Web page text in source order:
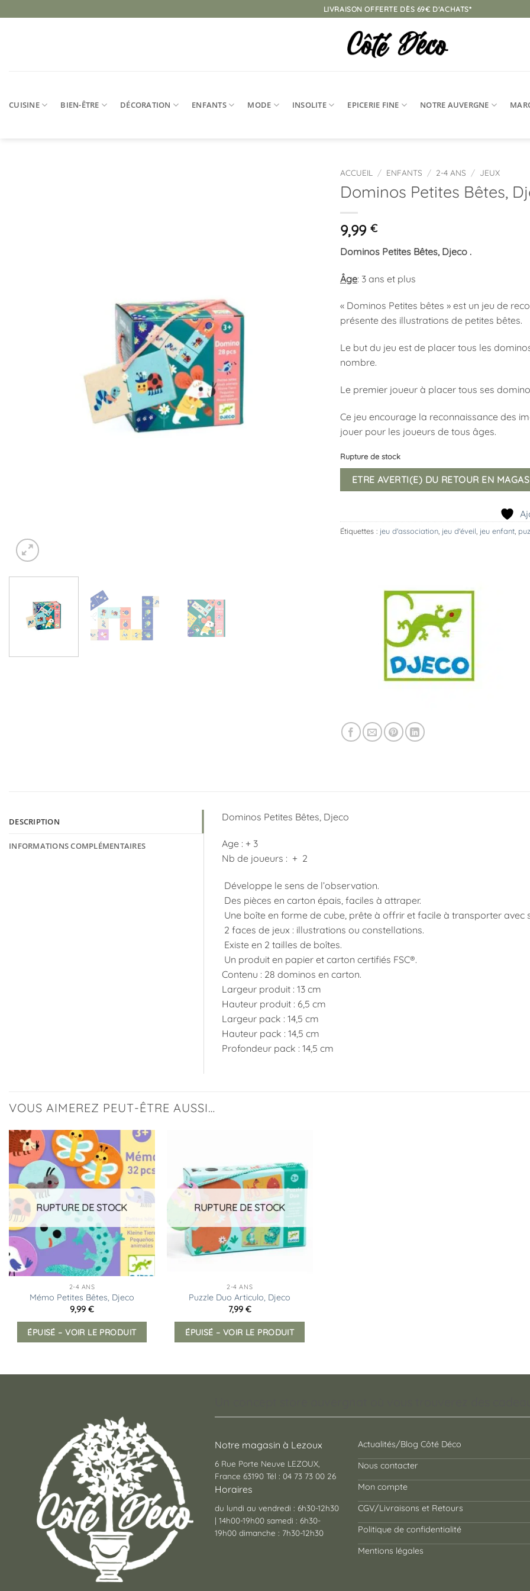
au
LIVRAISON OFFERTE DÈS 69€ D'ACHATS*
CUISINE BIEN-ÊTRE DÉCORATION ENFANTS MODE INSOLITE EPICERIE FINE NOTRE AUVERGNE
ACCUEIL / ENFANTS / 2-4 ANS / JEUX
Dominos Petites Bêtes,
9,99 €
Dominos Petites Bêtes, Djeco .
Âge: 3 ans et plus
« Dominos Petites bêtes » est un jeu de
présente des illustrations de petites bêtes.
Le but du jeu est de placer tous les
nombre.
Le premier joueur à placer tous ses
Ce jeu encourage la reconnaissance des
jouer pour les joueurs de tous âges.
Rupture de stock
ETRE AVERTI(E) DU RETOUR EN
Étiquettes : jeu d'association jeu d'éveil jeu enfant
DESCRIPTION
INFORMATIONS COMPLÉMENTAIRES
Dominos Petites Bêtes, Djeco
Age : + 3
Nb de joueurs : + 2
Développe le sens de l’observation.
Des pièces en carton épais, faciles à attraper.
Une boîte en forme de cube, prête à offrir et facile à transporter avec
2 faces de jeux : illustrations ou constellations.
Existe en 2 tailles de boîtes.
Un produit en papier et carton certifiés FSC®.
Contenu : 28 dominos en carton.
Largeur produit : 13 cm
Hauteur produit : 6,5 cm
Largeur pack : 14,5 cm
Hauteur pack : 14,5 cm
Profondeur pack : 14,5 cm
VOUS AIMEREZ PEUT-ÊTRE AUSSI…
Ajouter
à la
liste
d’envies
RUPTURE DE STOCK
2-4 ANS
Mémo Petites Bêtes, Djeco
9,99 €
ÉPUISÉ – VOIR LE PRODUIT
Ajouter
à la
liste
d’envies
RUPTURE DE STOCK
2-4 ANS
Puzzle Duo Articulo, Djeco
7,99 €
ÉPUISÉ – VOIR LE PRODUIT
Notre magasin à Lezoux
6 Rue Porte Neuve LEZOUX,
France 63190 Tél : 04 73 73 00 26
Horaires
du lundi au vendredi : 6h30-12h30
| 14h00-19h00 samedi : 6h30-
19h00 dimanche : 7h30-12h30
Actualités/Blog Côté Déco
Nous contacter
Mon compte
CGV/Livraisons et Retours
Politique de confidentialité
Mentions légales